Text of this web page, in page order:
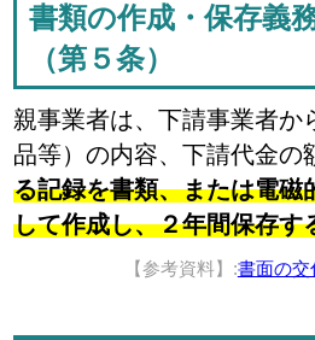
書類の作成・保存義
（第５条）
親事業者は、下請事業者か
品等）の内容、下請代金の
る記録を書類、または電磁
して作成し、２年間保存す
【参考資料】:書面の交